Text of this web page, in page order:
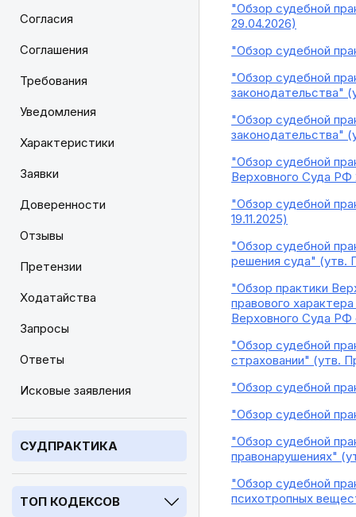
Согласия
Соглашения
Требования
Уведомления
Характеристики
Заявки
Доверенности
Отзывы
Претензии
Ходатайства
Запросы
Ответы
Исковые заявления
СУДПРАКТИКА
ТОП КОДЕКСОВ
"Обзор судебной
29.04.2026)
"Обзор судебной
"Обзор судебной
законодательства"
"Обзор судебной
законодательства"
"Обзор судебной
Верховного Суда РФ
"Обзор судебной
19.11.2025)
"Обзор судебной
решения суда" (утв.
"Обзор практики
правового
Верховного Суда РФ
"Обзор судебной
страховании" (утв.
"Обзор судебной
"Обзор судебной
"Обзор судебной
правонарушениях"
"Обзор судебной
психотропных